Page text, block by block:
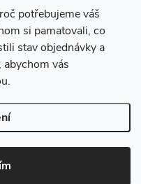
potřebujeme váš
si pamatovali, co
stav objednávky a
abychom vás
práva vyhrazena.